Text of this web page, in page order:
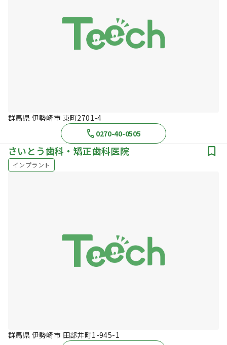
群馬県 伊勢崎市 東町2701-4
0270-40-0505
さいとう歯科・矯正歯科医院
インプラント
群馬県 伊勢崎市 田部井町1-945-1